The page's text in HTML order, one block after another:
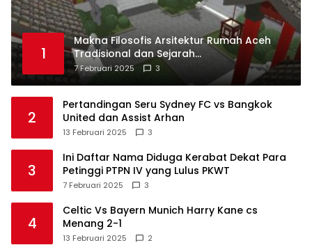
1
Makna Filosofis Arsitektur Rumah Aceh
Tradisional dan Sejarah
Perkembangannya
7 Februari 2025 3
2
Pertandingan Seru Sydney FC vs Bangkok
United dan Assist Arhan
13 Februari 2025 3
3
Ini Daftar Nama Diduga Kerabat Dekat Para
Petinggi PTPN IV yang Lulus PKWT
7 Februari 2025 3
4
Celtic Vs Bayern Munich Harry Kane cs
Menang 2-1
13 Februari 2025 2